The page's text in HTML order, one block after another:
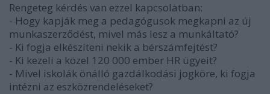
Rengeteg kérdés van ezzel kapcsolatban:
- Hogy kapják meg a pedagógusok megkapni az új
munkaszerződést, mivel más lesz a munkáltató?
- Ki fogja elkészíteni nekik a bérszámfejtést?
- Ki kezeli a közel 120 000 ember HR ügyeit?
- Mivel iskolák önálló gazdálkodási jogköre, ki fogja
intézni az eszközrendeléseket?